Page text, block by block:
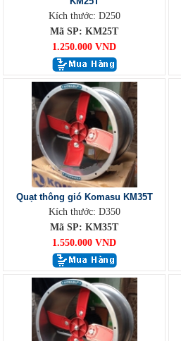
Kích thước: D250
Mã SP: KM25T
1.250.000 VND
Quạt thông gió Komasu KM35T
Kích thước: D350
Mã SP: KM35T
1.550.000 VND